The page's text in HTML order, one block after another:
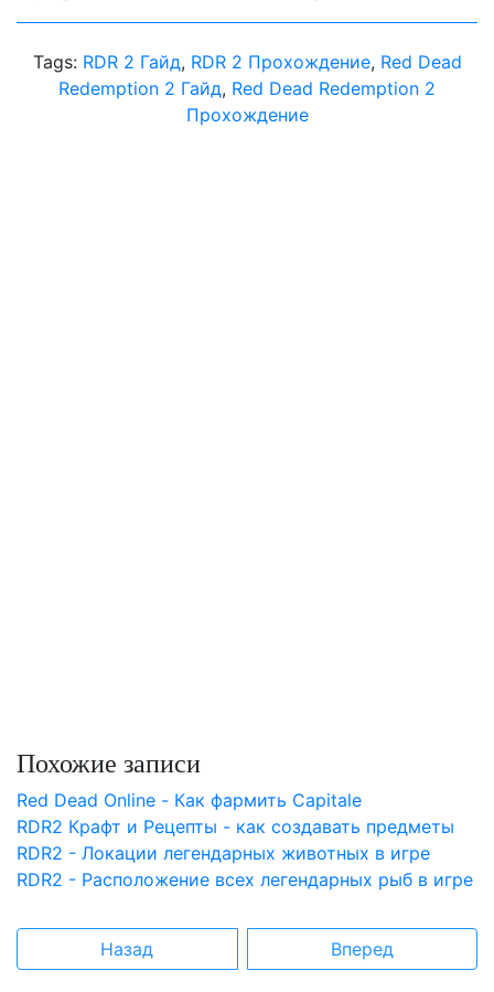
Tags: RDR 2 Гайд, RDR 2 Прохождение, Red Dead
Redemption 2 Гайд, Red Dead Redemption 2
Прохождение
Похожие записи
Red Dead Online - Как фармить Capitale
RDR2 Крафт и Рецепты - как создавать предметы
RDR2 - Локации легендарных животных в игре
RDR2 - Расположение всех легендарных рыб в игре
Назад Вперед